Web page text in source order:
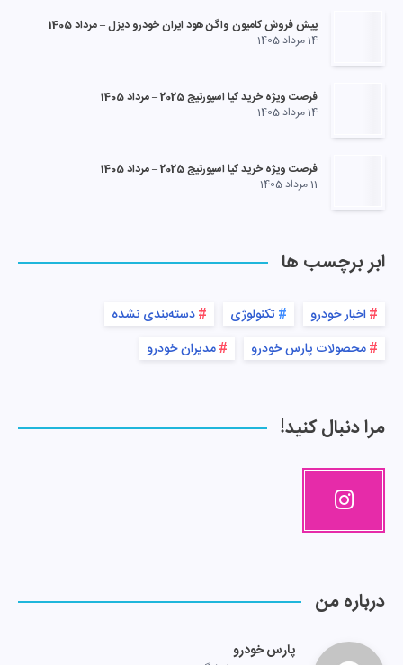
پیش فروش کامیون واگن هود ایران خودرو دیزل – مرداد 1405
14 مرداد 1405
فرصت ویژه خرید کیا اسپورتیج 2025 – مرداد 1405
14 مرداد 1405
فرصت ویژه خرید کیا اسپورتیج 2025 – مرداد 1405
11 مرداد 1405
ابر برچسب ها
اخبار خودرو تکنولوژی
دسته‌بندی نشده
محصولات پارس خودرو
مدیران خودرو
مرا دنبال کنید!
درباره من
پارس خودرو